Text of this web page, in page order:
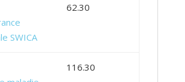
62.30
116.30